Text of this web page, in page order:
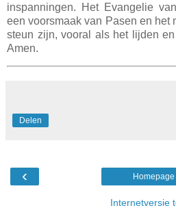
inspanningen. Het Evangelie
een voorsmaak van Pasen en het
steun zijn, vooral als het lijden
Amen.
Delen
‹ Homepage
Internetversie